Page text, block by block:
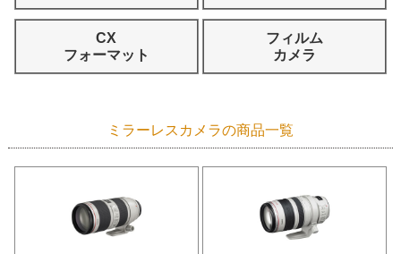
CX
フォーマット
フィルム
カメラ
ミラーレスカメラの商品一覧